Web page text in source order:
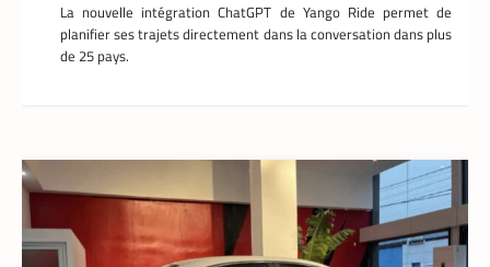
La nouvelle intégration ChatGPT de Yango Ride permet de
planifier ses trajets directement dans la conversation dans plus
de 25 pays.
APPLICATION , TECH AFRIQUE